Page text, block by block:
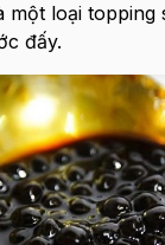
một loại topping
đấy.